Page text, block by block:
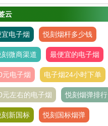
云
宜电子烟 悦刻烟杆多少钱
微商渠道 最便宜的电子烟
元电子烟 电子烟24小时下单
元左右的电子烟 悦刻烟弹排行
新国标 悦刻国标烟弹